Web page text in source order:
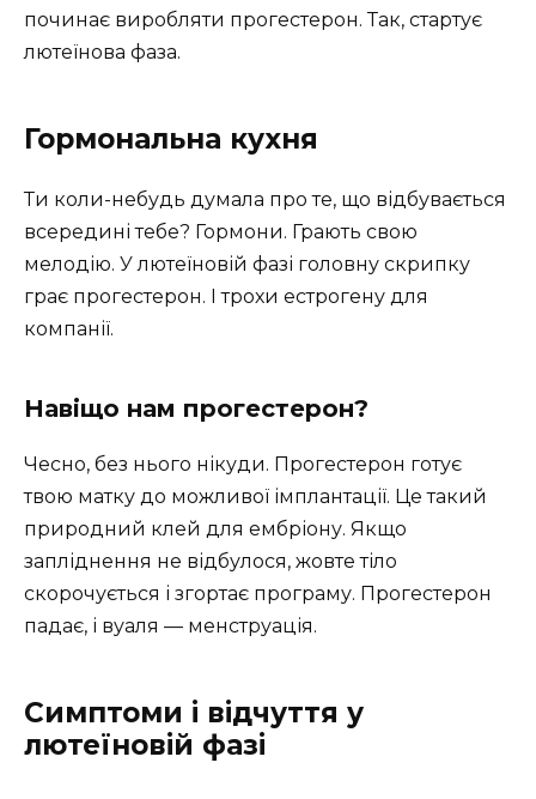
починає виробляти прогестерон. Так, стартує
лютеїнова фаза.
Гормональна кухня
Ти коли-небудь думала про те, що відбувається
всередині тебе? Гормони. Грають свою
мелодію. У лютеїновій фазі головну скрипку
грає прогестерон. І трохи естрогену для
компанії.
Навіщо нам прогестерон?
Чесно, без нього нікуди. Прогестерон готує
твою матку до можливої імплантації. Це такий
природний клей для ембріону. Якщо
запліднення не відбулося, жовте тіло
скорочується і згортає програму. Прогестерон
падає, і вуаля — менструація.
Симптоми і відчуття у
лютеїновій фазі